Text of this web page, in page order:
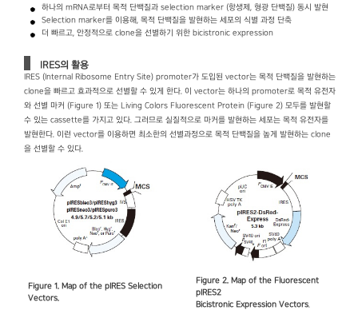
하나의 mRNA로부터 목적 단백질과 selection marker (항생제, 형광 단백질) 동시 발현
Selection marker를 이용해, 목적 단백질을 발현하는 세포의 식별 과정 단축
더 빠르고, 안정적으로 clone을 선별하기 위한 bicistronic expression
IRES의 활용
IRES (Internal Ribosome Entry Site) promoter가 도입된 vector는 목적 단백질을 발현하는
clone을 빠르고 효과적으로 선별할 수 있게 한다. 이 vector는 하나의 promoter로 목적 유전자
와 선별 마커 (Figure 1) 또는 Living Colors Fluorescent Protein (Figure 2) 모두를 발현할
수 있는 cassette를 가지고 있다. 그러므로 실질적으로 마커를 발현하는 세포는 목적 유전자를
발현한다. 이런 vector를 이용하면 최소한의 선별과정으로 목적 단백질을 높게 발현하는 clone
을 선별할 수 있다.
Figure 1. Map of the pIRES Selection
Vectors.
Figure 2. Map of the Fluorescent
pIRES2
Bicistronic Expression Vectors.